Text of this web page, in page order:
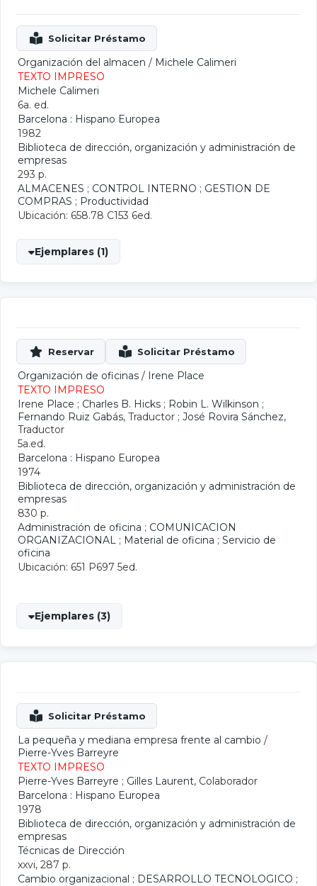
Organización del almacen / Michele Calimeri
TEXTO IMPRESO
Michele Calimeri
6a. ed.
Barcelona : Hispano Europea
1982
Biblioteca de dirección, organización y administración de
empresas
293 p.
ALMACENES ; CONTROL INTERNO ; GESTION DE
COMPRAS ; Productividad
Ubicación: 658.78 C153 6ed.
Ejemplares (1)
Organización de oficinas / Irene Place
TEXTO IMPRESO
Irene Place ; Charles B. Hicks ; Robin L. Wilkinson ;
Fernando Ruiz Gabás, Traductor ; José Rovira Sánchez,
Traductor
5a.ed.
Barcelona : Hispano Europea
1974
Biblioteca de dirección, organización y administración de
empresas
830 p.
Administración de oficina ; COMUNICACION
ORGANIZACIONAL ; Material de oficina ; Servicio de
oficina
Ubicación: 651 P697 5ed.
Ejemplares (3)
La pequeña y mediana empresa frente al cambio /
Pierre-Yves Barreyre
TEXTO IMPRESO
Pierre-Yves Barreyre ; Gilles Laurent, Colaborador
Barcelona : Hispano Europea
1978
Biblioteca de dirección, organización y administración de
empresas
Técnicas de Dirección
xxvi, 287 p.
Cambio organizacional ; DESARROLLO TECNOLOGICO ;